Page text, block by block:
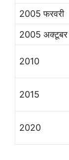
2005 फरवरी
2005 अक्टूबर
2010
2015
2020